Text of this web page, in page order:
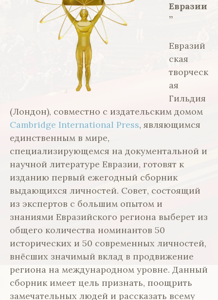
Евразии
”
Евразий
ская
творческ
ая
Гильдия
(Лондон), совместно с издательским домом
Cambridge International Press, являющимся
единственным в мире,
специализирующемся на документальной и
научной литературе Евразии, готовят к
изданию первый ежегодный сборник
выдающихся личностей. Совет, состоящий
из экспертов с большим опытом и
знаниями Евразийского региона выберет из
общего количества номинантов 50
исторических и 50 современных личностей,
внёсших значимый вклад в продвижение
региона на международном уровне. Данный
сборник имеет цель признать, поощрить
замечательных людей и рассказать всему